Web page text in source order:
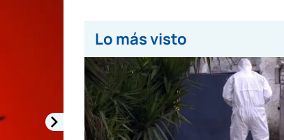
Lo más visto